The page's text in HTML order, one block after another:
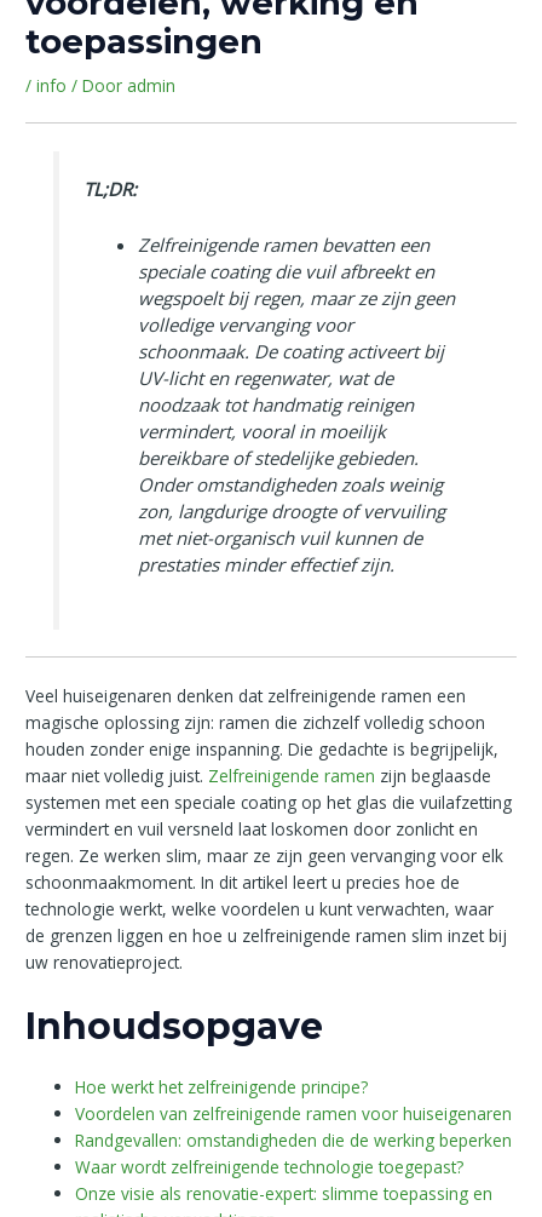
toepassingen
/info / Door admin
TL;DR:
Zelfreinigende ramen bevatten een
speciale coating die vuil afbreekt en
wegspoelt bij regen, maar ze zijn geen
volledige vervanging voor
schoonmaak. De coating activeert bij
UV-licht en regenwater, wat de
noodzaak tot handmatig reinigen
vermindert, vooral in moeilijk
bereikbare of stedelijke gebieden.
Onder omstandigheden zoals weinig
zon, langdurige droogte of vervuiling
met niet-organisch vuil kunnen de
prestaties minder effectief zijn.
Veel huiseigenaren denken dat zelfreinigende ramen een
magische oplossing zijn: ramen die zichzelf volledig schoon
houden zonder enige inspanning. Die gedachte is begrijpelijk,
maar niet volledig juist. Zelfreinigende ramen zijn beglaasde
systemen met een speciale coating op het glas die vuilafzetting
vermindert en vuil versneld laat loskomen door zonlicht en
regen. Ze werken slim, maar ze zijn geen vervanging voor elk
schoonmaakmoment. In dit artikel leert u precies hoe de
technologie werkt, welke voordelen u kunt verwachten, waar
de grenzen liggen en hoe u zelfreinigende ramen slim inzet bij
uw renovatieproject.
Inhoudsopgave
Hoe werkt het zelfreinigende principe?
Voordelen van zelfreinigende ramen voor huiseigenaren
Randgevallen: omstandigheden die de werking beperken
Waar wordt zelfreinigende technologie toegepast?
Onze visie als renovatie-expert: slimme toepassing en